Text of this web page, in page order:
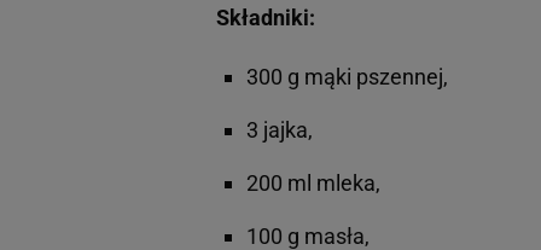
Składniki:
300 g mąki pszennej,
3 jajka,
200 ml mleka,
100 g masła,